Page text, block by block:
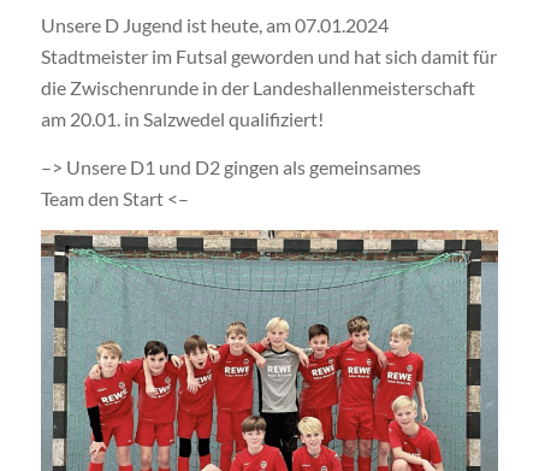
Unsere D Jugend ist heute, am 07.01.2024
Stadtmeister im Futsal geworden und hat sich damit für
die Zwischenrunde in der Landeshallenmeisterschaft
am 20.01. in Salzwedel qualifiziert!
–> Unsere D1 und D2 gingen als gemeinsames
Team den Start <–